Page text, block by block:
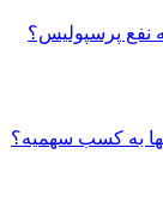
نفع پرسپولیس؟
به کسب سهمیه؟